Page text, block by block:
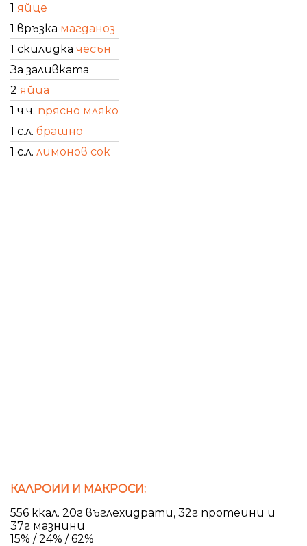
1 яйце
1 връзка магданоз
1 скилидка чесън
За заливката
2 яйца
1 ч.ч. прясно мляко
1 с.л. брашно
1 с.л. лимонов сок
КАЛРОИИ И МАКРОСИ:
556 ккал. 20г въглехидрати, 32г протеини и
37г мазнини
15% / 24% / 62%